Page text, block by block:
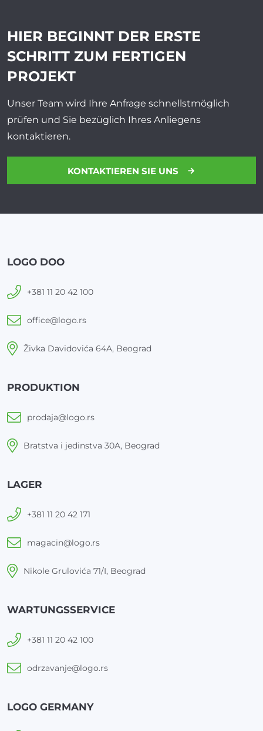
HIER BEGINNT DER ERSTE
SCHRITT ZUM FERTIGEN
PROJEKT
Unser Team wird Ihre Anfrage schnellstmöglich
prüfen und Sie bezüglich Ihres Anliegens
kontaktieren.
KONTAKTIEREN SIE UNS
LOGO DOO
+381 11 20 42 100
office@logo.rs
Živka Davidovića 64A, Beograd
PRODUKTION
prodaja@logo.rs
Bratstva i jedinstva 30A, Beograd
LAGER
+381 11 20 42 171
magacin@logo.rs
Nikole Grulovića 71/I, Beograd
WARTUNGSSERVICE
+381 11 20 42 100
odrzavanje@logo.rs
LOGO GERMANY